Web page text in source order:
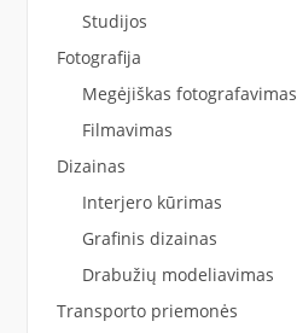
Studijos
Fotografija
Megėjiškas fotografavimas
Filmavimas
Dizainas
Interjero kūrimas
Grafinis dizainas
Drabužių modeliavimas
Transporto priemonės